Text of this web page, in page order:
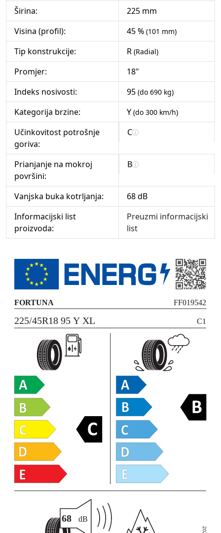
Širina:
225 mm
Visina (profil):
45 % (101 mm)
Tip konstrukcije: R (Radial)
Promjer:
18"
Indeks nosivosti:
95 (do 690 kg)
Kategorija brzine: Y (do 300 km/h)
Učinkovitost potrošnje
goriva:
C
Prianjanje na mokroj
površini:
B
Vanjska buka kotrljanja:
68 dB
Informacijski list
proizvoda:
Preuzmi informacijski
list